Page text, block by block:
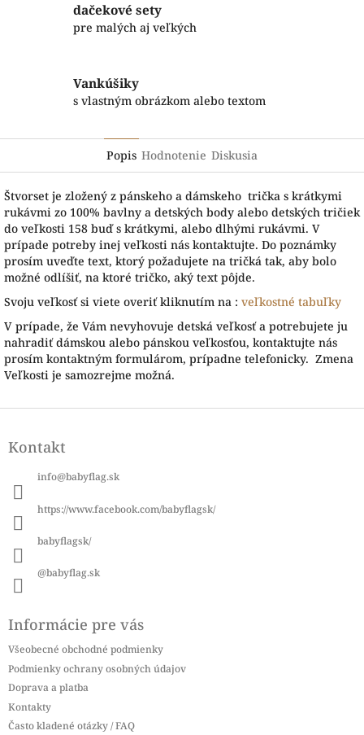
dačekové sety
pre malých aj veľkých
Vankúšiky
s vlastným obrázkom alebo textom
Popis Hodnotenie Diskusia
Štvorset je zložený z pánskeho a dámskeho trička s krátkymi
rukávmi zo 100% bavlny a detských body alebo detských tričiek
do veľkosti 158 buď s krátkymi, alebo dlhými rukávmi. V
prípade potreby inej veľkosti nás kontaktujte. Do poznámky
prosím uveďte text, ktorý požadujete na tričká tak, aby bolo
možné odlíšiť, na ktoré tričko, aký text pôjde.
Svoju veľkosť si viete overiť kliknutím na : veľkostné tabuľky
V prípade, že Vám nevyhovuje detská veľkosť a potrebujete ju
nahradiť dámskou alebo pánskou veľkosťou, kontaktujte nás
prosím kontaktným formulárom, prípadne telefonicky. Zmena
Veľkosti je samozrejme možná.
pKontakt
info@babyflag.sk
https://www.facebook.com/babyflagsk/
babyflagsk/
@babyflag.sk
Informácie pre vás
Všeobecné obchodné podmienky
Podmienky ochrany osobných údajov
Doprava a platba
Kontakty
Často kladené otázky / FAQ